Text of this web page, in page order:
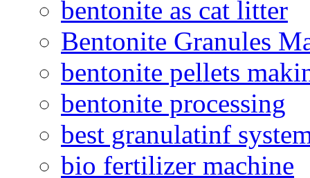
bentonite as cat litter
Bentonite Granules
bentonite pellets
bentonite processing
best granulatinf
bio fertilizer machine